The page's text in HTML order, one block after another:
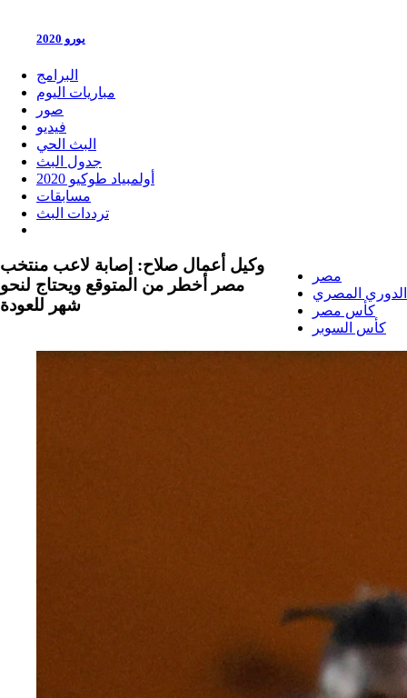
يورو 2020
البرامج
مباريات اليوم
صور
فيديو
البث الحي
جدول البث
أولمبياد طوكيو 2020
مسابقات
ترددات البث
مصر
الدوري المصري
كأس مصر
كأس السوبر
وكيل أعمال صلاح: إصابة لاعب منتخب
مصر أخطر من المتوقع ويحتاج لنحو
شهر للعودة